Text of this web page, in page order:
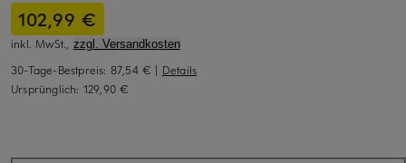
102,99 €
inkl. MwSt., zzgl. Versandkosten
30-Tage-Bestpreis: 87,54 € | Details
Ursprünglich: 129,90 €